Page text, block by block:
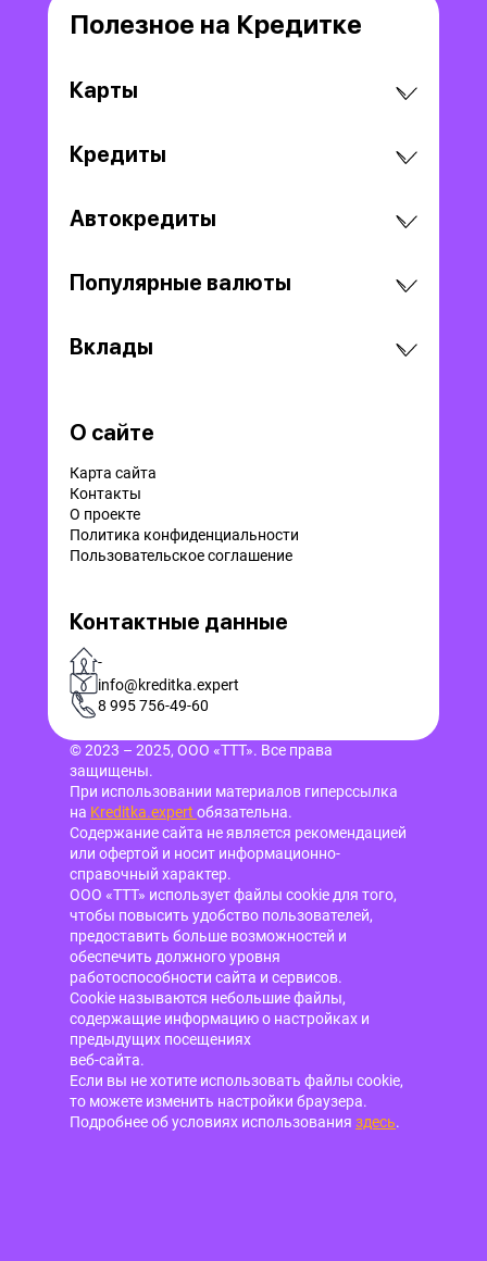
Полезное на Кредитке
Карты
Кредиты
Автокредиты
Популярные валюты
Вклады
О сайте
Карта сайта
Контакты
О проекте
Политика конфиденциальности
Пользовательское соглашение
Контактные данные
-
info@kreditka.expert
8 995 756-49-60
© 2023 – 2025, ООО «ТТТ». Все права
защищены.
При использовании материалов гиперссылка
на Kreditka.expert обязательна.
Содержание сайта не является рекомендацией
или офертой и носит информационно-
справочный характер.
ООО «ТТТ» использует файлы cookie для того,
чтобы повысить удобство пользователей,
предоставить больше возможностей и
обеспечить должного уровня
работоспособности сайта и сервисов.
Cookie называются небольшие файлы,
содержащие информацию о настройках и
предыдущих посещениях
веб-сайта.
Если вы не хотите использовать файлы cookie,
то можете изменить настройки браузера.
Подробнее об условиях использования здесь.